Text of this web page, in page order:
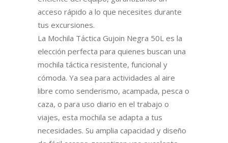
acceso rápido a lo que necesites durante
tus excursiones.
La Mochila Táctica Gujoin Negra 50L es la
elección perfecta para quienes buscan una
mochila táctica resistente, funcional y
cómoda. Ya sea para actividades al aire
libre como senderismo, acampada, pesca o
caza, o para uso diario en el trabajo o
viajes, esta mochila se adapta a tus
necesidades. Su amplia capacidad y diseño